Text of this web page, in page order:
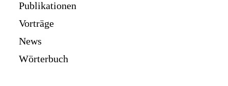
Publikationen
Vorträge
News
Wörterbuch